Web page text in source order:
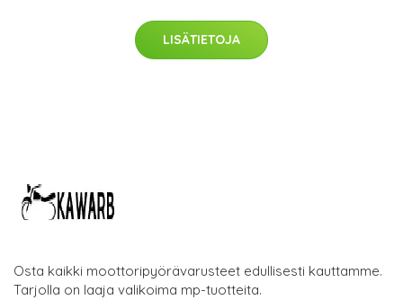
LISÄTIETOJA
Osta kaikki moottoripyörävarusteet edullisesti kauttamme.
Tarjolla on laaja valikoima mp-tuotteita.